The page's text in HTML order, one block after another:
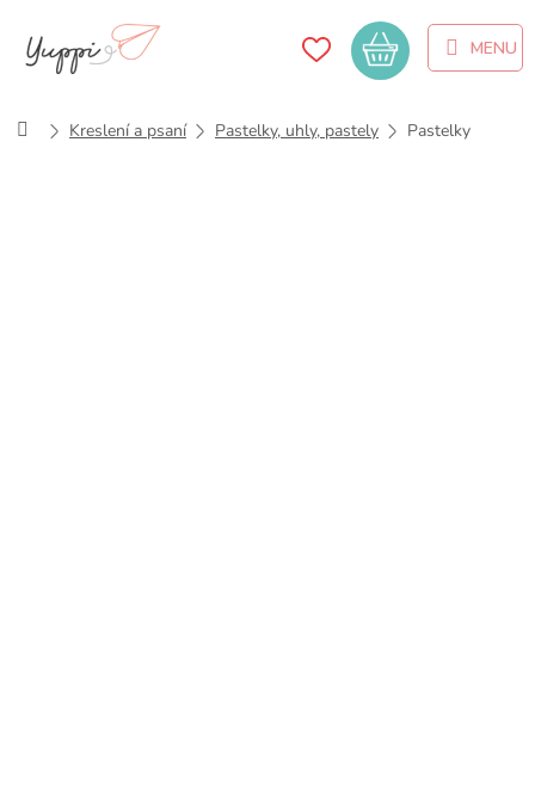
obsah
Nákupní
košík
DomůKreslení a psaní Pastelky, uhly, pastely Pastelky